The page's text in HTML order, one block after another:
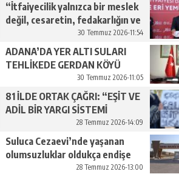
“İtfaiyecilik yalnızca bir meslek
değil, cesaretin, fedakarlığın ve
insan sevgisinin en güçlü
temsilidir.”
30 Temmuz 2026-11:54
ADANA’DA YER ALTI SULARI
TEHLİKEDE GERDAN KÖYÜ
SANAYİ SUYU CENDERESİNDE
30 Temmuz 2026-11:05
81 İLDE ORTAK ÇAĞRI: “EŞİT VE
ADİL BİR YARGI SİSTEMİ
28 Temmuz 2026-14:09
Suluca Cezaevi’nde yaşanan
olumsuzluklar oldukça endişe
28 Temmuz 2026-13:00